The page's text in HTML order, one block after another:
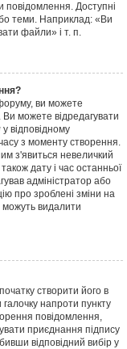
повідомлення. Доступні
теми. Наприклад: «Ви
файли» і т. п.
ви можете
можете відредагувати
у відповідному
з моменту створення.
з'явиться невеличкий
дату і час останньої
адміністратор або
про зроблені зміни на
можуть видалити
створити його в
напроти пункту
повідомлення,
приєднання підпису
відповідний вибір у